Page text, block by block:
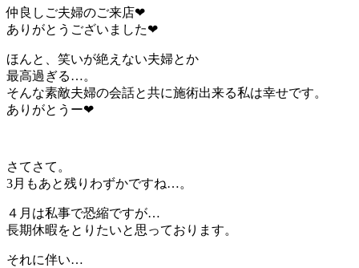
仲良しご夫婦のご来店❤︎
ありがとうございました❤︎
ほんと、笑いが絶えない夫婦とか
最高過ぎる…。
そんな素敵夫婦の会話と共に施術出来る私は幸せです。
ありがとうー❤︎
さてさて。
3月もあと残りわずかですね…。
４月は私事で恐縮ですが…
長期休暇をとりたいと思っております。
それに伴い…